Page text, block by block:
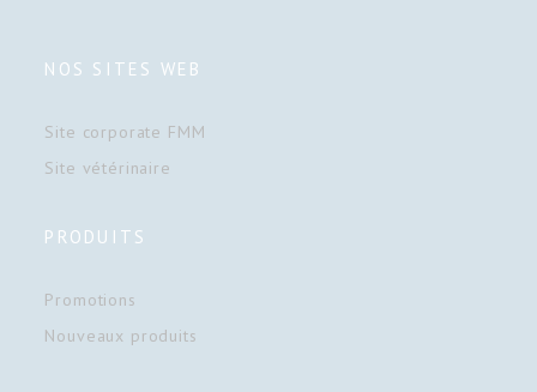
NOS SITES WEB
Site corporate FMM
Site vétérinaire
PRODUITS
Promotions
Nouveaux produits